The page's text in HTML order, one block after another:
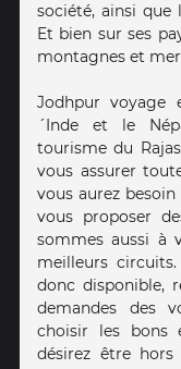
société, ainsi que
Et bien sur ses
montagnes et
Jodhpur voyage
´Inde et le
tourisme du
vous assurer
vous aurez
vous proposer
sommes aussi à
meilleurs
donc disponible,
demandes des
choisir les bons
désirez être